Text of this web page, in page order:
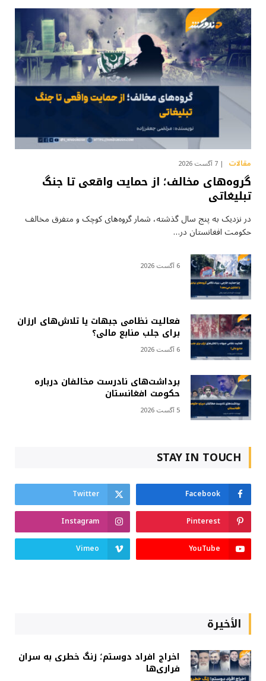
مقالات 7 آگست 2026
گروه‌های مخالف؛ از حمایت واقعی تا جنگ
تبلیغاتی
در نزدیک به پنج سال گذشته، شمار گروه‌های کوچک و متفرق مخالف
حکومت افغانستان در…
6 آگست 2026
فعالیت نظامی جبهات یا تلاش‌های ارزان
برای جلب منابع مالی؟
6 آگست 2026
برداشت‌های نادرست مخالفان درباره
حکومت افغانستان
5 آگست 2026
STAY IN TOUCH
Facebook
Twitter
Pinterest
Instagram
YouTube
Vimeo
الأخيرة
اخراج افراد دوستم؛ زنگ خطری به سران
فراری‌ها